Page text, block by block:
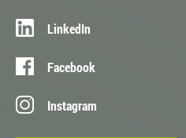
LinkedIn
Facebook
Instagram